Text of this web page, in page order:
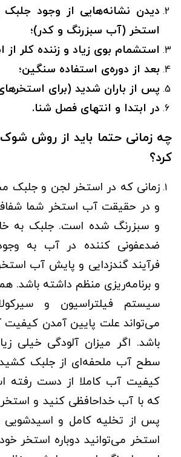
دیدن نشانه‌هایی از وجود
استخر (آب سبزرنگ و کدر)؛
استشمام بوی زیاد و زننده کلر از
بعد از دوره‌ی استفاده سنگین؛
پس از باران شدید (برای استخرهای
در ابتدا و انتهای فصل شنا.
چه زمانی حتما باید از روش شوک
کرد؟
زمانی که در استخر لجن و جلبک
و در حقیقت آب استخر شما
و سبزرنگ شده است. جلبک به
ضدعفونی کننده در آب به
فرآیند گندزدایی و پایش آب
و برنامه‌ریزی منظم داشته باشد.
سیستم فیلتراسیون و
می‌تواند علت پایین آمدن
باشد. اگر میزان آلودگی خیلی
سطح آب ملحفه‌ای از جلبک
کیفیت آب کاملا از دست رفته
که با آب خداحافظی کنید و استخر
پس از تخلیه کامل و اسیدشویی
استخر می‌توانید دوباره استخر خود